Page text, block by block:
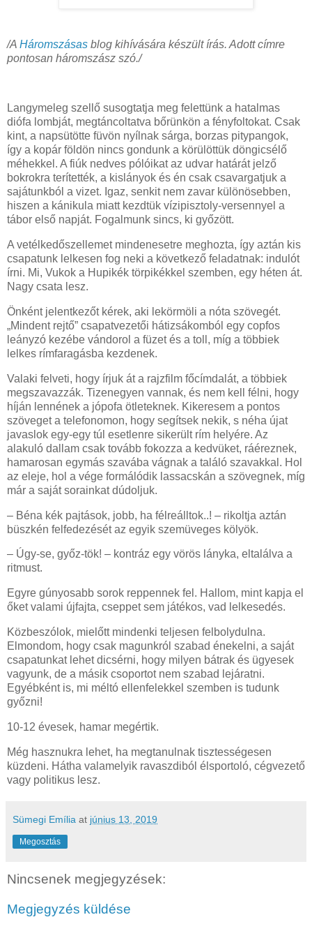
/A Háromszásas blog kihívására készült írás. Adott címre
pontosan háromszász szó./
Langymeleg szellő susogtatja meg felettünk a hatalmas
diófa lombját, megtáncoltatva bőrünkön a fényfoltokat. Csak
kint, a napsütötte füvön nyílnak sárga, borzas pitypangok,
így a kopár földön nincs gondunk a körülöttük döngicsélő
méhekkel. A fiúk nedves pólóikat az udvar határát jelző
bokrokra terítették, a kislányok és én csak csavargatjuk a
sajátunkból a vizet. Igaz, senkit nem zavar különösebben,
hiszen a kánikula miatt kezdtük vízipisztoly-versennyel a
tábor első napját. Fogalmunk sincs, ki győzött.
A vetélkedőszellemet mindenesetre meghozta, így aztán kis
csapatunk lelkesen fog neki a következő feladatnak: indulót
írni. Mi, Vukok a Hupikék törpikékkel szemben, egy héten át.
Nagy csata lesz.
Önként jelentkezőt kérek, aki lekörmöli a nóta szövegét.
„Mindent rejtő” csapatvezetői hátizsákomból egy copfos
leányzó kezébe vándorol a füzet és a toll, míg a többiek
lelkes rímfaragásba kezdenek.
Valaki felveti, hogy írjuk át a rajzfilm főcímdalát, a többiek
megszavazzák. Tizenegyen vannak, és nem kell félni, hogy
híján lennének a jópofa ötleteknek. Kikeresem a pontos
szöveget a telefonomon, hogy segítsek nekik, s néha újat
javaslok egy-egy túl esetlenre sikerült rím helyére. Az
alakuló dallam csak tovább fokozza a kedvüket, ráéreznek,
hamarosan egymás szavába vágnak a találó szavakkal. Hol
az eleje, hol a vége formálódik lassacskán a szövegnek, míg
már a saját sorainkat dúdoljuk.
– Béna kék pajtások, jobb, ha félreálltok..! – rikoltja aztán
büszkén felfedezését az egyik szemüveges kölyök.
– Úgy-se, győz-tök! – kontráz egy vörös lányka, eltalálva a
ritmust.
Egyre gúnyosabb sorok reppennek fel. Hallom, mint kapja el
őket valami újfajta, cseppet sem játékos, vad lelkesedés.
Közbeszólok, mielőtt mindenki teljesen felbolydulna.
Elmondom, hogy csak magunkról szabad énekelni, a saját
csapatunkat lehet dicsérni, hogy milyen bátrak és ügyesek
vagyunk, de a másik csoportot nem szabad lejáratni.
Egyébként is, mi méltó ellenfelekkel szemben is tudunk
győzni!
10-12 évesek, hamar megértik.
Még hasznukra lehet, ha megtanulnak tisztességesen
küzdeni. Hátha valamelyik ravaszdiból élsportoló, cégvezető
vagy politikus lesz.
Sümegi Emília at június 13, 2019
Megosztás
Nincsenek megjegyzések:
Megjegyzés küldése